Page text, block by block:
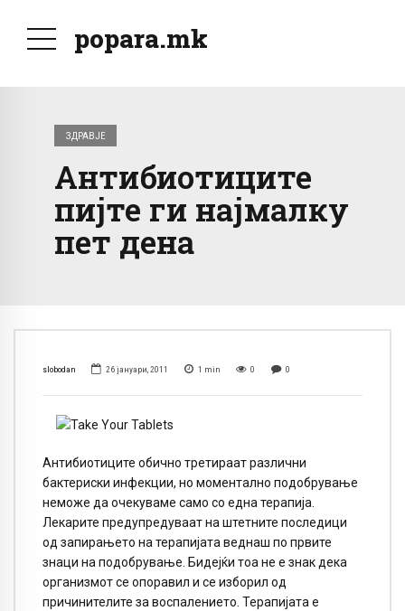
popara.mk
ЗДРАВЈЕ
Антибиотиците
пијте ги најмалку
пет дена
slobodan 26 јануари, 2011 1 min 0 0
Антибиотиците обично третираат различни
бактериски инфекции, но моментално подобрување
неможе да очекуваме само со една терапија.
Лекарите предупредуваат на штетните последици
од запирањето на терапијата веднаш по првите
знаци на подобрување. Бидејќи тоа не е знак дека
организмот се опоравил и се изборил од
причинителите за воспалението. Терапијата е